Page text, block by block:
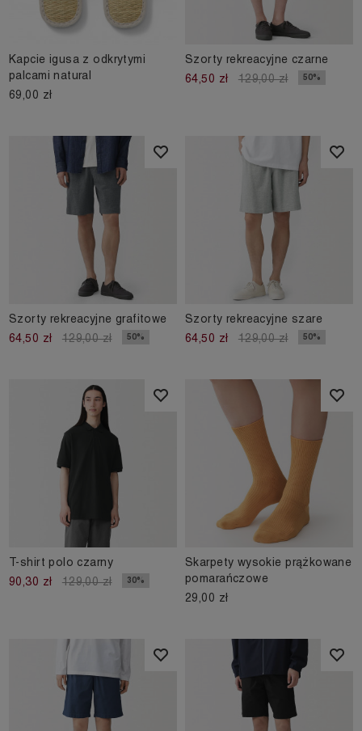
Kapcie igusa z odkrytymi
palcami natural
69,00 zł
Szorty rekreacyjne czarne
64,50 zł
129,00 zł 50%
Szorty rekreacyjne grafitowe
64,50 zł
129,00 zł 50%
Szorty rekreacyjne szare
64,50 zł
129,00 zł 50%
T-shirt polo czarny
90,30 zł
129,00 zł 30%
Skarpety wysokie prążkowane
pomarańczowe
29,00 zł